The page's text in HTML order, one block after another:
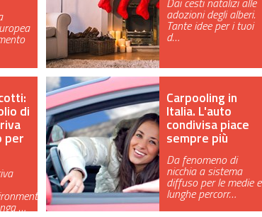
adozioni degli alberi.
Tante idee per i tuoi
d…
di
per
…
Carpooling in
Italia. L'auto
condivisa piace
sempre più
Da fenomeno di
nicchia a sistema
diffuso per le medie e
lunghe percorr…